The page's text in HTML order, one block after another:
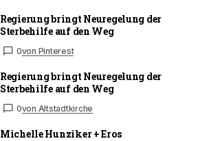
Regierung bringt Neuregelung der
Sterbehilfe auf den Weg
0von Pinterest
Regierung bringt Neuregelung der
Sterbehilfe auf den Weg
0von Altstadtkirche
Michelle Hunziker + Eros